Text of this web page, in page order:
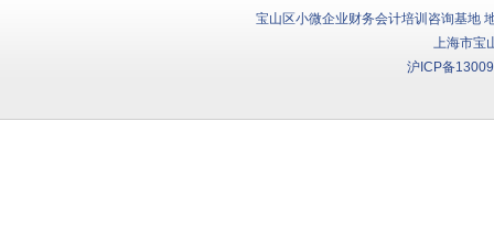
宝山区小微企业财务会计培训咨询基地
上海市宝
沪ICP备